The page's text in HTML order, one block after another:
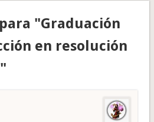
"Graduación
en resolución